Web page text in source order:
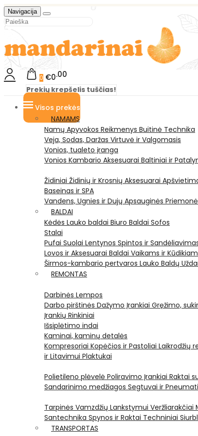
Navigacija
0 €0 00
Prekių krepšelis tuščias!
Visos prekės
NAMAMS
Namų Apyvokos Reikmenys Buitinė Technika
Veja, Sodas, Daržas Virtuvė ir Valgomasis
Vonios, tualeto įranga
Vonios Kambario Aksesuarai Baltiniai ir
Židiniai Židinių ir Krosnių Aksesuarai
Baseinas ir SPA
Vandens, Ugnies ir Dujų Apsauginės
BALDAI
Kėdės Lauko baldai Biuro Baldai Sofos
Stalai
Pufai Suolai Lentynos Spintos ir
Lovos ir Aksesuarai Baldai Vaikams ir
Širmos-kambario pertvaros Lauko Baldų
REMONTAS
Darbinės Lempos
Darbo pirštinės Dažymo Įrankiai Gręžimo,
Įrankių Rinkiniai
Išsiplėtimo indai
Kaminai, kaminų detalės
Kompresoriai Kopėčios ir Pastoliai Laikrodžių
ir Litavimui Plaktukai
Polietileno plėvelė Poliravimo Įrankiai Raktai
Sandarinimo medžiagos Segtuvai ir
Tarpinės Vamzdžių Lankstymui Veržliarakčiai
Santechnika Spynos ir Raktai Techniniai
TRANSPORTAS